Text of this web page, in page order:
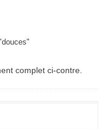
complet ci-contre.